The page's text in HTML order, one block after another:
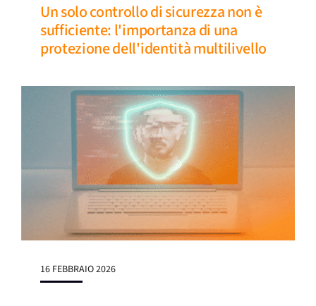
Un solo controllo di sicurezza non è
sufficiente: l'importanza di una
protezione dell'identità multilivello
16 FEBBRAIO 2026